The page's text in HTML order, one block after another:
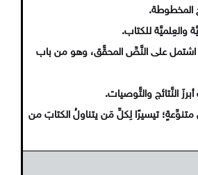
المخطوطة.
والعِلميَّة للكتاب.
اشتمل على النَّصِّ المحقَّق، وهو من باب
النَّتائج والتَّوصيات.
متنوِّعةٍ؛ تيسيرًا لِكلِّ مَن يتناولُ الكتابَ من